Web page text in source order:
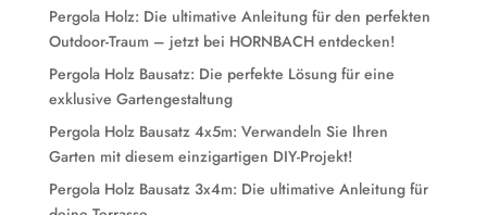
Pergola Holz: Die ultimative Anleitung für den perfekten
Outdoor-Traum – jetzt bei HORNBACH entdecken!
Pergola Holz Bausatz: Die perfekte Lösung für eine
exklusive Gartengestaltung
Pergola Holz Bausatz 4x5m: Verwandeln Sie Ihren
Garten mit diesem einzigartigen DIY-Projekt!
Pergola Holz Bausatz 3x4m: Die ultimative Anleitung für